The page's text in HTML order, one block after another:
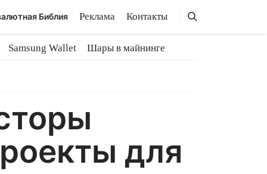
Библия Реклама Контакты Поиск
Поиск
Samsung Wallet Шары в майнинге
для